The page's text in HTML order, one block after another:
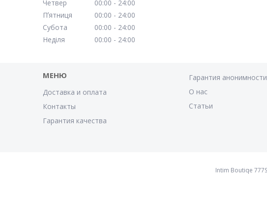
Четвер
00:00
24:00
Пʼятниця
00:00
24:00
Субота
00:00
24:00
Неділя
00:00 24:00
МЕНЮ
Доставка и оплата
Контакты
Гарантия качества
Гарантия анонимности
О нас
Статьи